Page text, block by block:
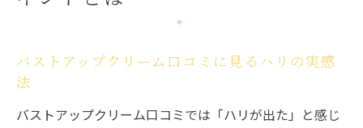
バストアップクリーム口コミに見るハリの実感
法
バストアップクリーム口コミでは「ハリが出た」と感じ